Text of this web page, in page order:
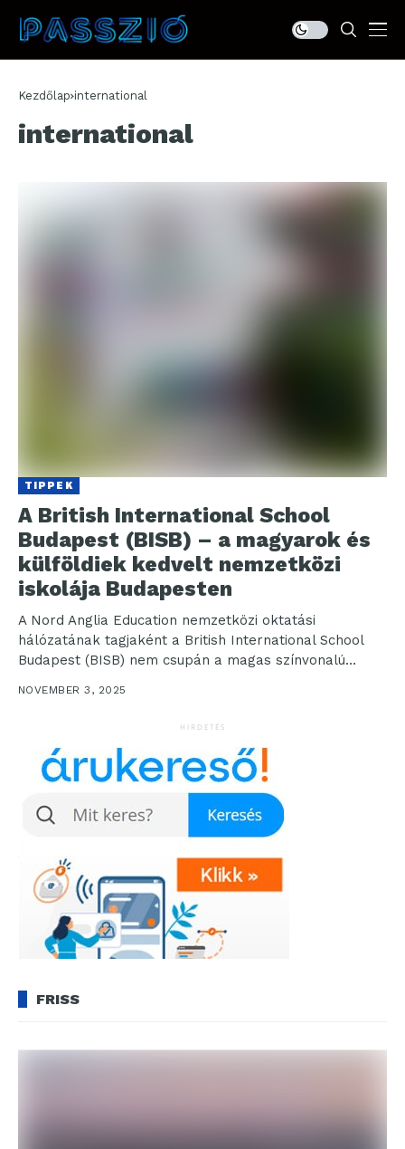
Kezdőlap international
international
TIPPEK
A British International School
Budapest (BISB) – a magyarok és
külföldiek kedvelt nemzetközi
iskolája Budapesten
A Nord Anglia Education nemzetközi oktatási
hálózatának tagjaként a British International School
Budapest (BISB) nem csupán a magas színvonalú
NOVEMBER 3, 2025
HIRDETÉS
FRISS